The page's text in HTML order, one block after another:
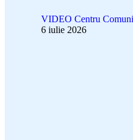
VIDEO Centru
6 iulie 2026